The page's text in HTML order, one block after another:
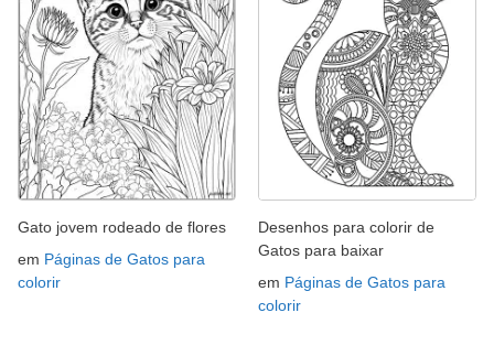
Gato jovem rodeado de flores
em Páginas de Gatos para
colorir
Desenhos para colorir de
Gatos para baixar
em Páginas de Gatos para
colorir